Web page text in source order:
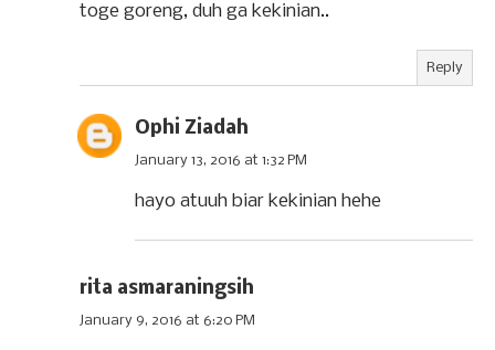
toge goreng, duh ga kekinian..
Reply
Ophi Ziadah
January 13, 2016 at 1:32 PM
hayo atuuh biar kekinian hehe
rita asmaraningsih
January 9, 2016 at 6:20 PM